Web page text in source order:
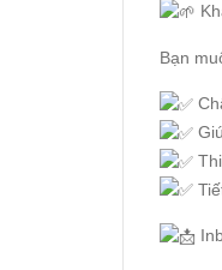
Bạn